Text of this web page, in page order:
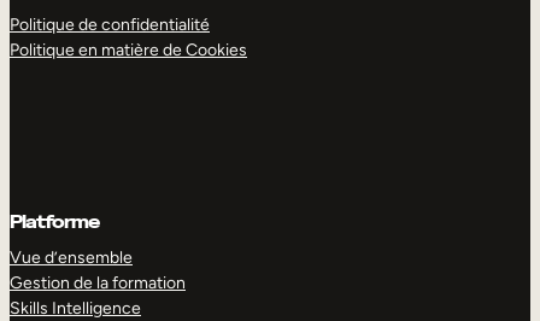
Politique de confidentialité
Politique en matière de Cookies
Platforme
Vue d’ensemble
Gestion de la formation
Skills Intelligence